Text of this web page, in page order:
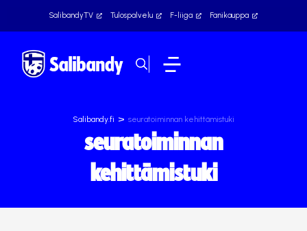
SalibandyTV Tulospalvelu F-liiga Fanikauppa
Salibandy.fi > seuratoiminnan kehittämistuki
seuratoiminnan
kehittämistuki